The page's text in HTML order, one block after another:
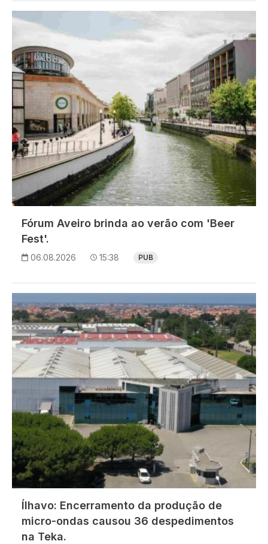
Imagem
Fórum Aveiro brinda ao verão com 'Beer
Fest'.
06.08.2026 15:38 PUB
Imagem
Ílhavo: Encerramento da produção de
micro-ondas causou 36 despedimentos
na Teka.